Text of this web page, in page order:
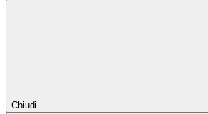
Chiudi